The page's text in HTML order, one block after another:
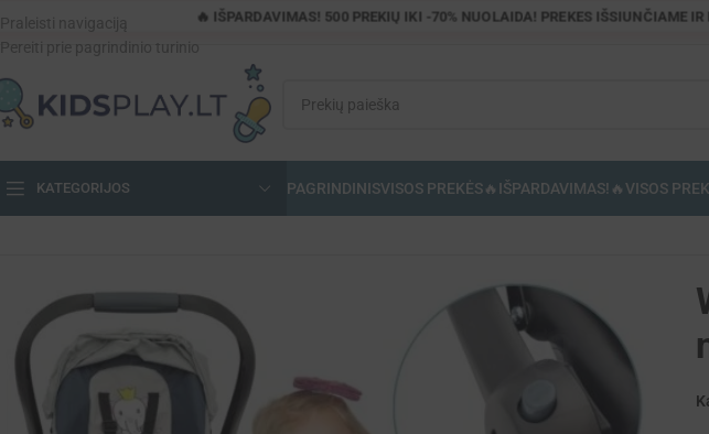
Praleisti navigaciją
🔥 IŠPARDAVIMAS! 500 PREKIŲ IKI -70% NUOLAIDA! PREKES IŠSIUNČIAME
KATEGORIJOS PAGRINDINISVISOS PREKĖS🔥IŠPARDAVIMAS!🔥VISOS